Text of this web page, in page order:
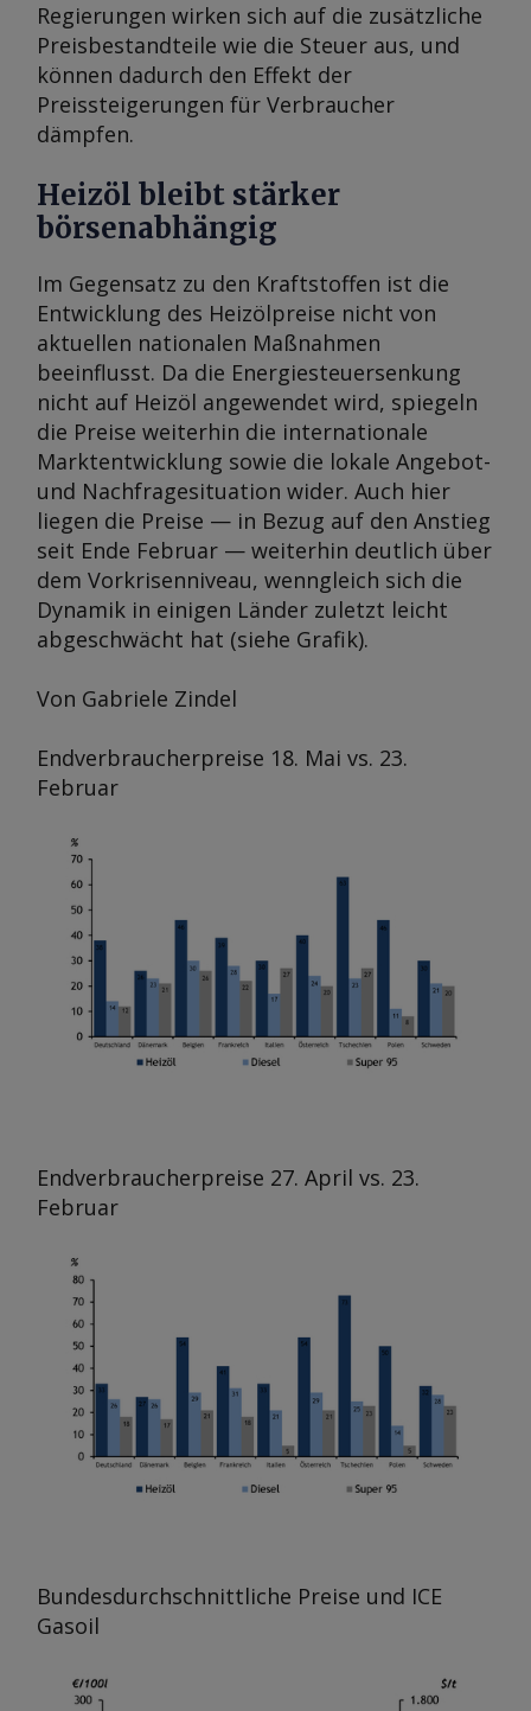
Regierungen wirken sich auf die zusätzliche
Preisbestandteile wie die Steuer aus, und
können dadurch den Effekt der
Preissteigerungen für Verbraucher
dämpfen.
Heizöl bleibt stärker
börsenabhängig
Im Gegensatz zu den Kraftstoffen ist die
Entwicklung des Heizölpreise nicht von
aktuellen nationalen Maßnahmen
beeinflusst. Da die Energiesteuersenkung
nicht auf Heizöl angewendet wird, spiegeln
die Preise weiterhin die internationale
Marktentwicklung sowie die lokale Angebot-
und Nachfragesituation wider. Auch hier
liegen die Preise — in Bezug auf den Anstieg
seit Ende Februar — weiterhin deutlich über
dem Vorkrisenniveau, wenngleich sich die
Dynamik in einigen Länder zuletzt leicht
abgeschwächt hat (siehe Grafik).
Von Gabriele Zindel
Endverbraucherpreise 18. Mai vs. 23.
Februar
Endverbraucherpreise 27. April vs. 23.
Februar
Bundesdurchschnittliche Preise und ICE
Gasoil